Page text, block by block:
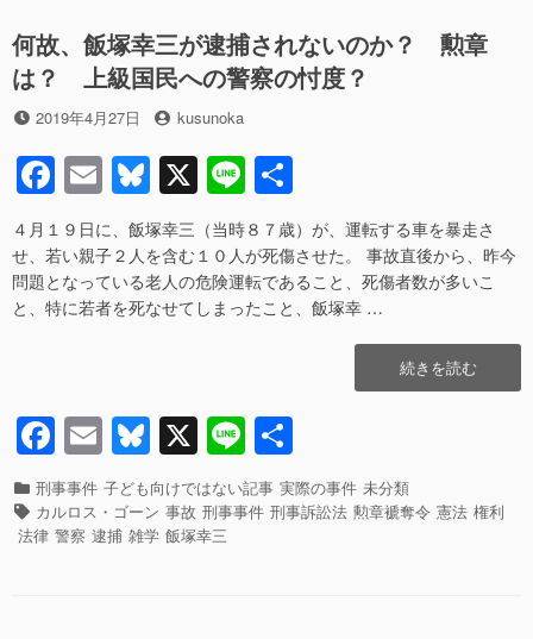
る
べ
こ
法
相
は
学
部
か
直
す
o
何故、飯塚幸三が逮捕されないのか？ 勲章
は？ 上級国民への警察の忖度？
投
日
2019年4月27日
投
者
kusunoka
F
a
c
e
b
o
k
E
m
ail
Bl
u
e
sk
y
X Li
n
e
有
４月１９日に、飯塚幸三（当時８７歳）が、運転する車を暴走さ
せ、若い親子２人を含む１０人が死傷させた。 事故直後から、昨今
問題となっている老人の危険運転であること、死傷者数が多いこ
と、特に若者を死なせてしまったこと、飯塚幸 …
“何
故、
三
が
続きを読む
F
a
c
e
E
m
ail
Bl
u
e
sk
X Li
n
e
有
カ
テ
ゴ
刑事事件 子ども向けではない記事 実際の事件 未分類
タ
グ
カルロス・ゴーン 事故 刑事事件 刑事訴訟法 勲章褫奪令 憲法 権利
法律 警察 逮捕 雑学 飯塚幸三